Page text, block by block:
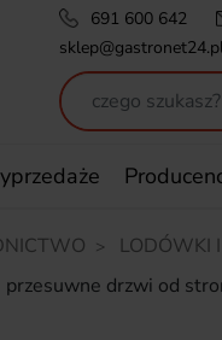
691 600 642
LODÓWKI
przesuwne drzwi od